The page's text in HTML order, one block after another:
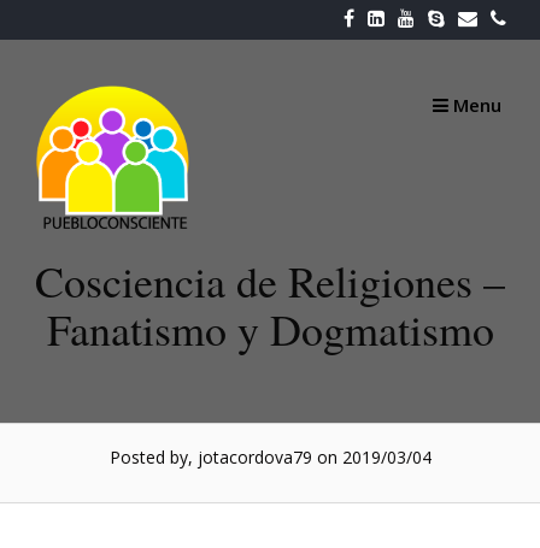
to
Menu
Cosciencia de Religiones –
Fanatismo y Dogmatismo
Posted by, jotacordova79 on 2019/03/04